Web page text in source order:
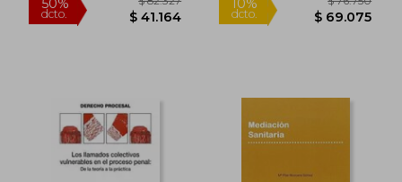
dcto. $ 41.164
10%
dcto.